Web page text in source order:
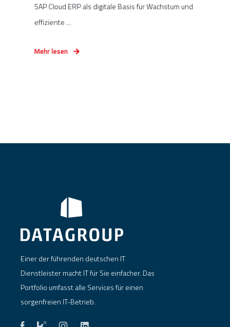
SAP Cloud ERP als digitale Basis für Wachstum und
effiziente ...
Mehr lesen
Einer der führenden deutschen IT
Dienstleister macht IT für Sie einfacher. Das
Portfolio umfasst alle Services für einen
sorgenfreien IT-Betrieb.